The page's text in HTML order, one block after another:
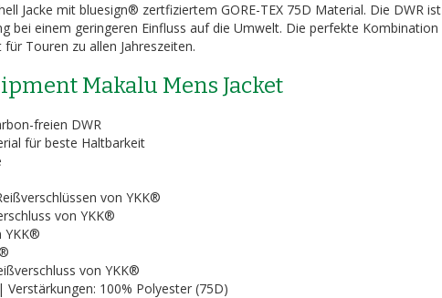
Jacke mit bluesign® zertfiziertem GORE-TEX 75D Material. Die DWR ist
bei einem geringeren Einfluss auf die Umwelt. Die perfekte Kombination
Touren zu allen Jahreszeiten.
Makalu Mens Jacket
freien DWR
für beste Haltbarkeit
von YKK®
von YKK®
YKK®
von YKK®
100% Polyester (75D)